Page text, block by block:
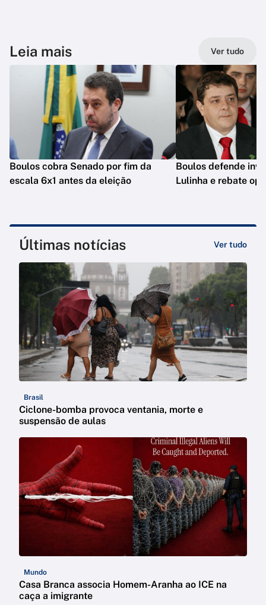
Leia mais Ver tudo
Boulos cobra Senado por fim da
escala 6x1 antes da eleição
Boulos defende
Lulinha e rebate
Últimas notícias Ver tudo
Brasil
Ciclone-bomba provoca ventania, morte e
suspensão de aulas
Mundo
Casa Branca associa Homem-Aranha ao ICE na
caça a imigrante